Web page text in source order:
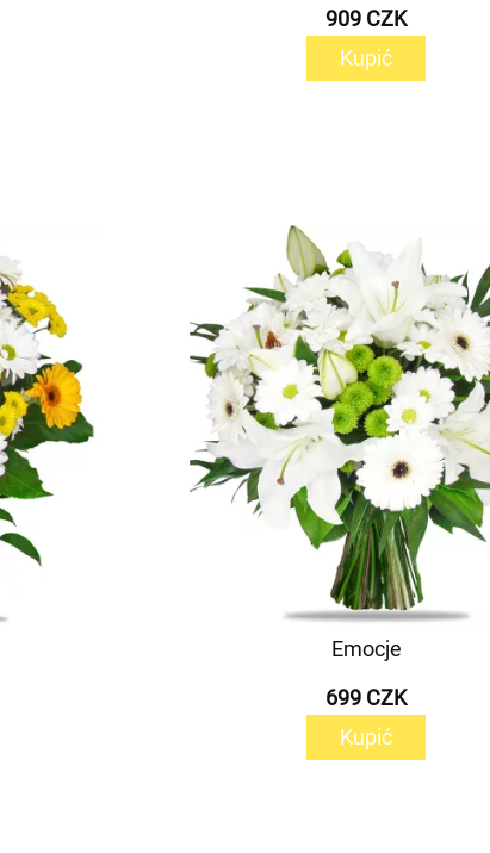
909 CZK
Kupić
Emocje
699 CZK
Kupić